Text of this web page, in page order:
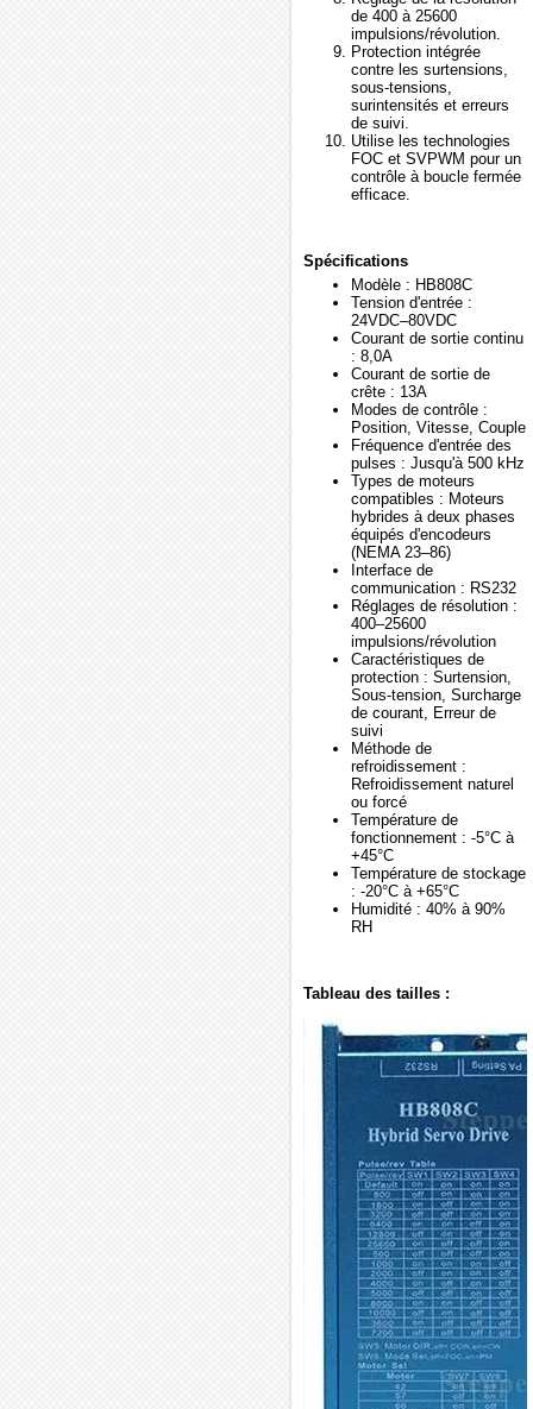
de 400 à 25600
impulsions/révolution.
Protection intégrée
contre les surtensions,
sous-tensions,
surintensités et erreurs
de suivi.
Utilise les technologies
FOC et SVPWM pour un
contrôle à boucle fermée
efficace.
Spécifications
Modèle : HB808C
Tension d'entrée :
24VDC–80VDC
Courant de sortie continu
: 8,0A
Courant de sortie de
crête : 13A
Modes de contrôle :
Position, Vitesse, Couple
Fréquence d'entrée des
pulses : Jusqu'à 500 kHz
Types de moteurs
compatibles : Moteurs
hybrides à deux phases
équipés d'encodeurs
(NEMA 23–86)
Interface de
communication : RS232
Réglages de résolution :
400–25600
impulsions/révolution
Caractéristiques de
protection : Surtension,
Sous-tension, Surcharge
de courant, Erreur de
suivi
Méthode de
refroidissement :
Refroidissement naturel
ou forcé
Température de
fonctionnement : -5°C à
+45°C
Température de stockage
: -20°C à +65°C
Humidité : 40% à 90%
RH
Tableau des tailles :